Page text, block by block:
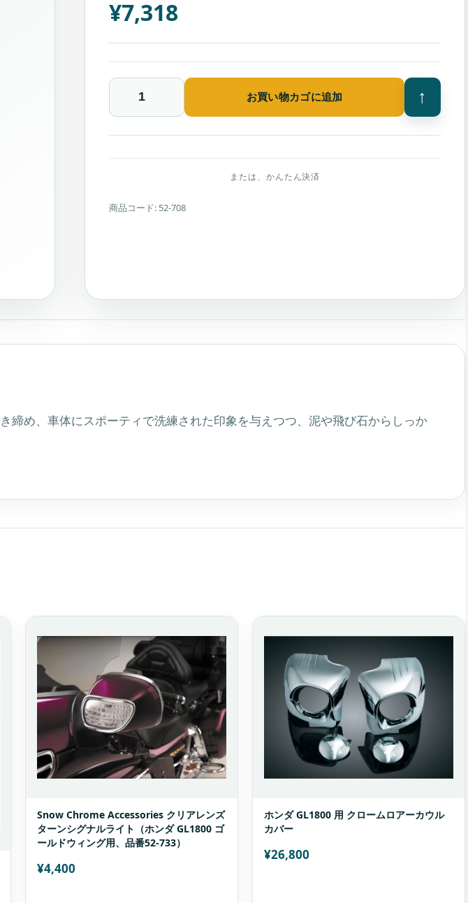
¥7,318
Snow
Chrome
Accessories
ブ
ッ
ABS
ト
（ホ
ィ
お買い物カゴに追加 ↑
商品コード: 52-708
締め、車体にスポーティで洗練された印象を与えつつ、泥や飛び石からしっか
Snow Chrome Accessories クリアレンズ
ターンシグナルライト（ホンダ GL1800 ゴ
ールドウィング用、品番52-733）
¥4,400
ホンダ GL1800 用 クロームロアーカウル
カバー
¥26,800